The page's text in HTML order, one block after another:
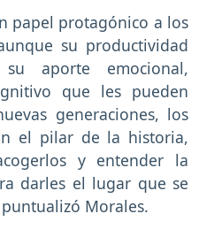
papel protagónico a los
su productividad
su aporte emocional,
que les pueden
generaciones, los
el pilar de la historia,
y entender la
darles el lugar que se
Morales.